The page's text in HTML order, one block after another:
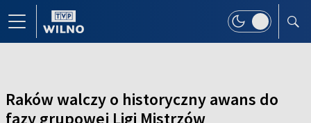
Raków walczy o historyczny awans do
fazy grupowej Ligi Mistrzów